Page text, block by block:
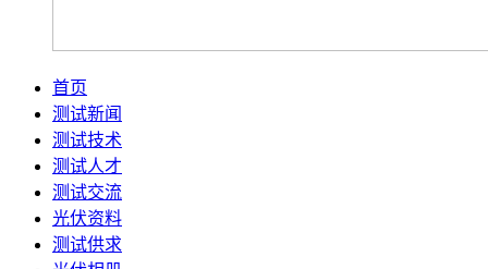
首页
测试新闻
测试技术
测试人才
测试交流
光伏资料
测试供求